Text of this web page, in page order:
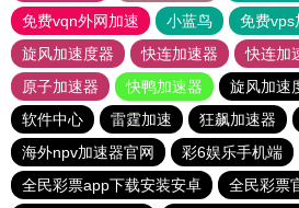
免费vqn外网加速
小蓝鸟
免费vps
旋风加速度器
快连加速器
快连加
原子加速器
快鸭加速器 旋风加速
软件中心
雷霆加速 狂飙加速器
海外npv加速器官网
彩6娱乐手机端
全民彩票app下载安装安卓
全民彩票